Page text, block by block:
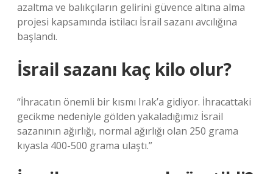
azaltma ve balıkçıların gelirini güvence altına alma
projesi kapsamında istilacı İsrail sazanı avcılığına
başlandı.
İsrail sazanı kaç kilo olur?
“İhracatın önemli bir kısmı Irak’a gidiyor. İhracattaki
gecikme nedeniyle gölden yakaladığımız İsrail
sazanının ağırlığı, normal ağırlığı olan 250 grama
kıyasla 400-500 grama ulaştı.”